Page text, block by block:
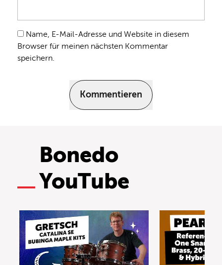
Name, E-Mail-Adresse und Website in diesem
Browser für meinen nächsten Kommentar
speichern.
Kommentieren
Bonedo
YouTube